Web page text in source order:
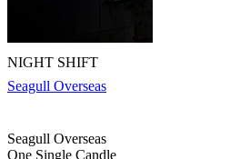
NIGHT SHIFT
Seagull Overseas
Seagull Overseas
One Single Candle